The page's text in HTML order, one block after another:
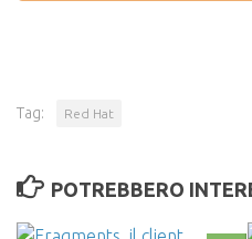
Tag: Red Hat
POTREBBERO